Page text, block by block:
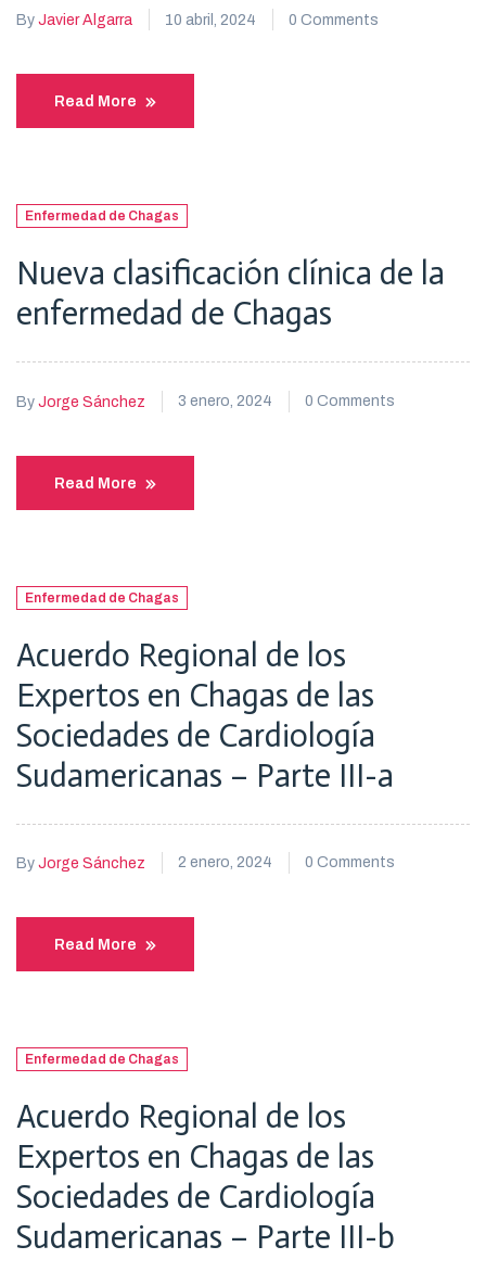
By Javier Algarra 10 abril, 2024 0 Comments
Read More
Enfermedad de Chagas
Nueva clasificación clínica de la
enfermedad de Chagas
By Jorge Sánchez 3 enero, 2024 0 Comments
Read More
Enfermedad de Chagas
Acuerdo Regional de los
Expertos en Chagas de las
Sociedades de Cardiología
Sudamericanas – Parte III-a
By Jorge Sánchez 2 enero, 2024 0 Comments
Read More
Enfermedad de Chagas
Acuerdo Regional de los
Expertos en Chagas de las
Sociedades de Cardiología
Sudamericanas – Parte III-b